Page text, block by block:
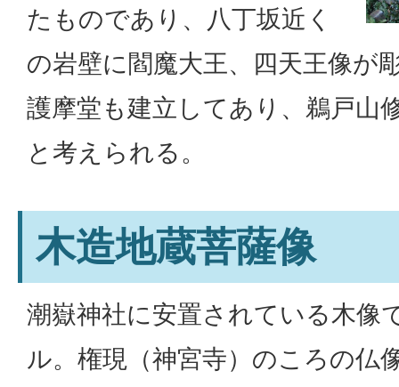
たものであり、八丁坂近く
の岩壁に閻魔大王、四天王像が
護摩堂も建立してあり、鵜戸山
と考えられる。
木造地蔵菩薩像
潮嶽神社に安置されている木像
ル。権現（神宮寺）のころの仏